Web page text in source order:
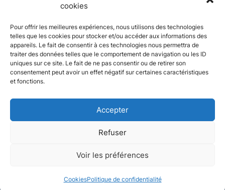
cookies
Pour offrir les meilleures expériences, nous utilisons des technologies
telles que les cookies pour stocker et/ou accéder aux informations des
appareils. Le fait de consentir à ces technologies nous permettra de
traiter des données telles que le comportement de navigation ou les ID
uniques sur ce site. Le fait de ne pas consentir ou de retirer son
consentement peut avoir un effet négatif sur certaines caractéristiques
et fonctions.
Accepter
Refuser
Voir les préférences
CookiesPolitique de confidentialité
Conception et réalisation :Plate